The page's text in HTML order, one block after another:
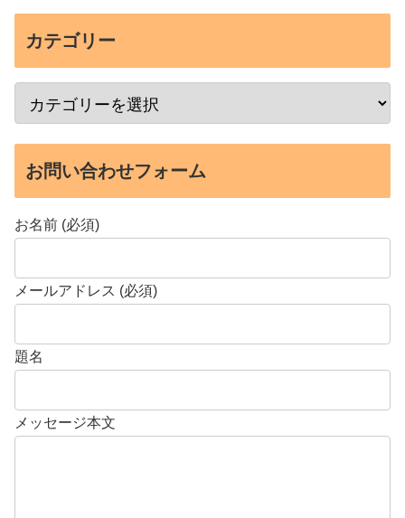
カテゴリー
お問い合わせフォーム
お名前 (必須)
メールアドレス (必須)
題名
メッセージ本文